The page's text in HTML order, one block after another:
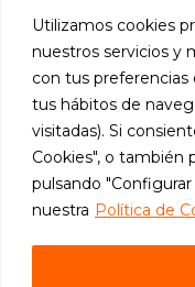
Utilizamos cookies
nuestros servicios y
con tus preferencias
tus hábitos de
visitadas). Si
Cookies", o también
pulsando
nuestra Política de

2024 ©